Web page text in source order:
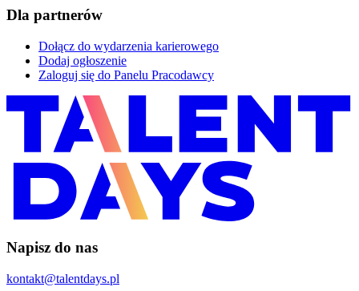
Dla partnerów
Dołącz do wydarzenia karierowego
Dodaj ogłoszenie
Zaloguj się do Panelu Pracodawcy
Napisz do nas
kontakt@talentdays.pl